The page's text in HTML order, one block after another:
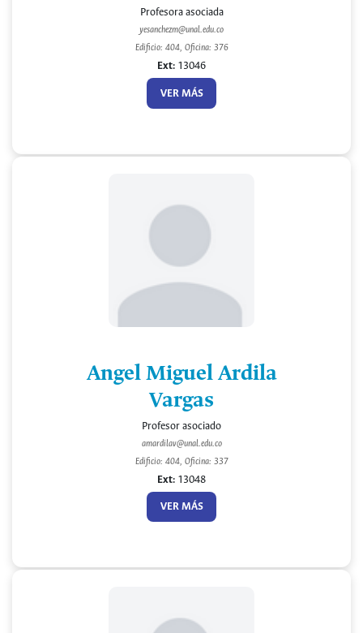
Profesora asociada
yesanchezm@unal.edu.co
Edificio: 404, Oficina: 376
Ext: 13046
VER MÁS
Angel Miguel Ardila
Vargas
Profesor asociado
amardilav@unal.edu.co
Edificio: 404, Oficina: 337
Ext: 13048
VER MÁS